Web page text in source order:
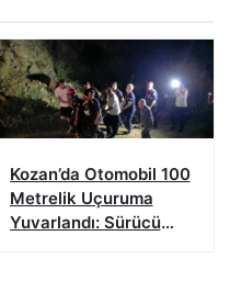
Kozan’da Otomobil 100
Metrelik Uçuruma
Yuvarlandı: Sürücü